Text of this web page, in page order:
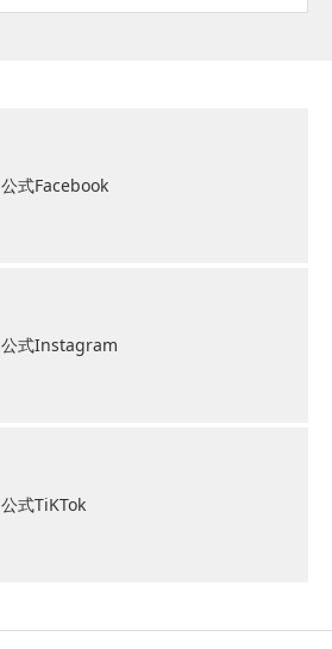
公式Facebook
公式Instagram
公式TiKTok